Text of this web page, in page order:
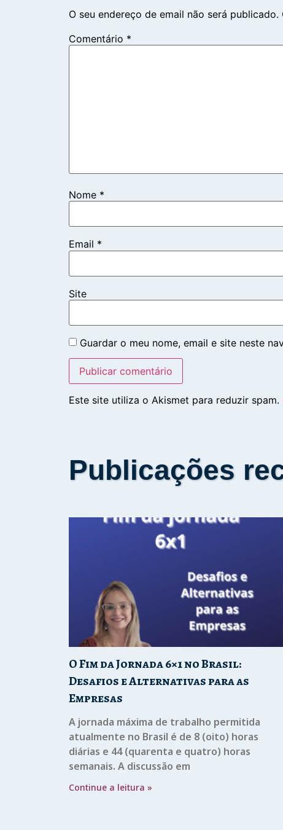
O seu endereço de email não será publicado.
Comentário *
Nome *
Email *
Site
Guardar o meu nome, email e site neste
Este site utiliza o Akismet para reduzir spam.
Publicações
O Fim da Jornada 6×1 no Brasil:
Desafios e Alternativas para as
Empresas
A jornada máxima de trabalho permitida
atualmente no Brasil é de 8 (oito) horas
diárias e 44 (quarenta e quatro) horas
semanais. A discussão em
Continue a leitura »